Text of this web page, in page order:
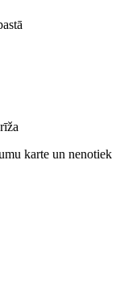
karte un nenotiek